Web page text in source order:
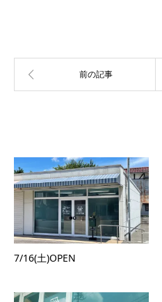
7/16(土)OPEN